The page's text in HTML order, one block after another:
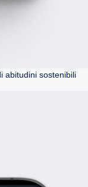
abitudini sostenibili